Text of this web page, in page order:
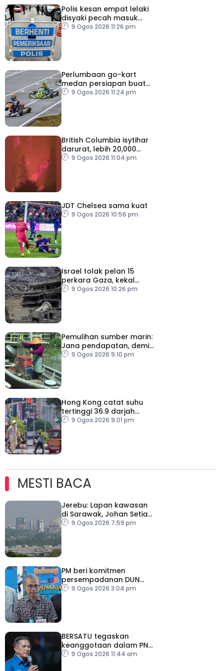
Polis kesan empat lelaki
disyaki pecah masuk
rumah
9 Ogos 2026 11:26 pm
Perlumbaan go-kart
medan persiapan buat
Putera Adam
9 Ogos 2026 11:24 pm
British Columbia isytihar
darurat, lebih 20,000
penduduk dipindahkan
9 Ogos 2026 11:04 pm
JDT Chelsea sama kuat
9 Ogos 2026 10:56 pm
Israel tolak pelan 15
perkara Gaza, kekal
desak Hamas lucut
9 Ogos 2026 10:26 pm
Pemulihan sumber marin:
Jana pendapatan, demi
kelangsungan hidup
9 Ogos 2026 9:10 pm
Hong Kong catat suhu
tertinggi 36.9 darjah
celsius
9 Ogos 2026 9:01 pm
MESTI BACA
Jerebu: Lapan kawasan
di Sarawak, Johan Setia
di Selangor catat IPU
9 Ogos 2026 7:59 pm
PM beri komitmen
persempadanan DUN
Sarawak, minta laporan
9 Ogos 2026 3:04 pm
BERSATU tegaskan
keanggotaan dalam PN
masih sah
9 Ogos 2026 11:44 am